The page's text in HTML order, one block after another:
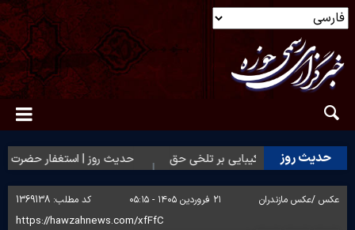
حدیث روز
حدیث روز | شکیبایی بر تلخی حق حدیث روز | استغفار حضرت
عکس /عکس مازندران ۲۱ فروردین ۱۴۰۵ - ۰۵:۱۵ کد مطلب: 1369138